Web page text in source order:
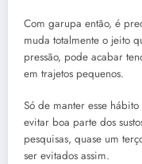
Com garupa então, é
muda totalmente o jeito
pressão, pode acabar
em trajetos pequenos.
Só de manter esse
evitar boa parte dos
pesquisas, quase um
ser evitados assim.